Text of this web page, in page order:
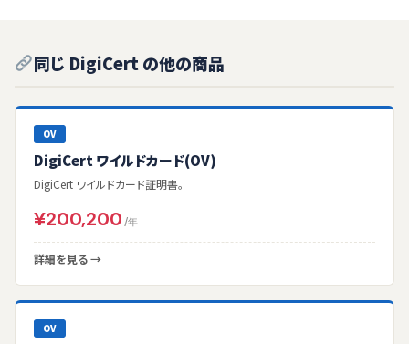
同じ DigiCert の他の商品
OV
DigiCert ワイルドカード(OV)
DigiCert ワイルドカード証明書。
¥200,200 /年
詳細を見る →
OV